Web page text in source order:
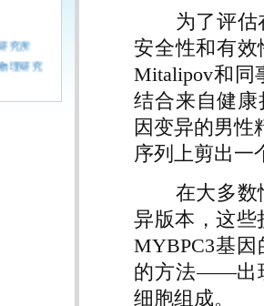
究所
理研究
境资源
为了评估在
安全性和有效
Mitalipov和同
结合来自健
因变异的男性
序列上剪出一
在大多数情
异版本，这些
MYBPC3基
的方法——出
细胞组成。